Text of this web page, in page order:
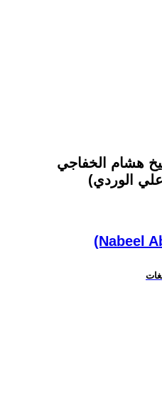
هشام الخفاجي
الوردي)
(Nabeel